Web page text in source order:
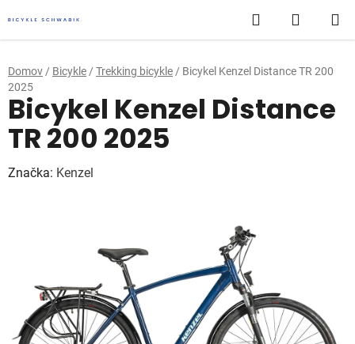
na
obsah
Hľadať
KOŠÍK
Domov / Bicykle / Trekking bicykle / Bicykel Kenzel Distance TR 200
2025
Bicykel Kenzel Distance
TR 200 2025
Značka: Kenzel